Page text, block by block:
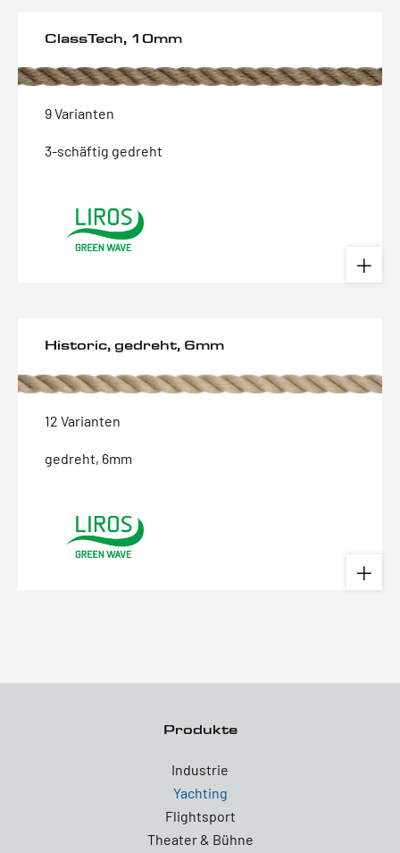
ClassTech, 10mm
9 Varianten
3-schäftig gedreht
Historic, gedreht, 6mm
12 Varianten
gedreht, 6mm
Produkte
Industrie
Yachting
Flightsport
Theater & Bühne